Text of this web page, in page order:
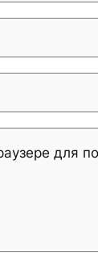
для